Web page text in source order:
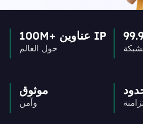
100M+ عناوين IP
حول العالم
موثوق
وآمن